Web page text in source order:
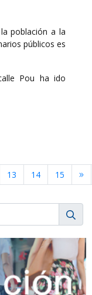
población a la
públicos es
Pou ha ido
13 14 15